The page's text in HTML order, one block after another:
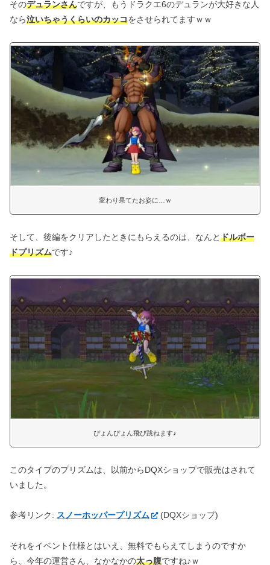
そのデュランさんですが、もうドラクエ6のデュランが大好きな人
なら泣いちゃうくらいのカッコをさせられてますｗｗ
変わり果てたお姿に…ｗ
そして、後編をクリアしたときにもらえるのは、なんとドルボー
ドプリズムです♪
ぴょんぴょん飛び跳ねます♪
このタイプのプリズムは、以前からDQXショップで販売はされて
いました。
参考リンク: スノーホッパープリズム (DQXショップ)
それをイベント仕様とはいえ、無料でもらえてしまうのですか
ら、今年の運営さん、なかなかの太っ腹ですね♪ｗ